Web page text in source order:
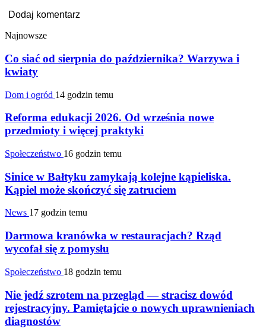
Najnowsze
Co siać od sierpnia do października? Warzywa i
kwiaty
Dom i ogród 14 godzin temu
Reforma edukacji 2026. Od września nowe
przedmioty i więcej praktyki
Społeczeństwo 16 godzin temu
Sinice w Bałtyku zamykają kolejne kąpieliska.
Kąpiel może skończyć się zatruciem
News 17 godzin temu
Darmowa kranówka w restauracjach? Rząd
wycofał się z pomysłu
Społeczeństwo 18 godzin temu
Nie jedź szrotem na przegląd — stracisz dowód
rejestracyjny. Pamiętajcie o nowych uprawnieniach
diagnostów